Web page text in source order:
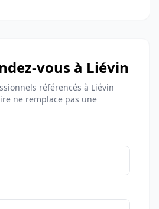
vous à Liévin
référencés à Liévin
ne remplace pas une